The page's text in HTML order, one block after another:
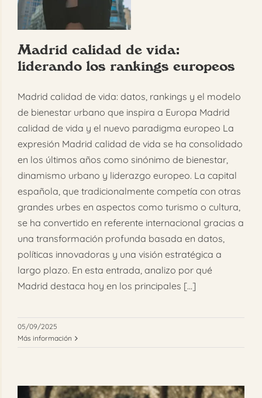
Mi Madrid
Contacto
Reservar
Madrid calidad de vida:
liderando los rankings europeos
Madrid calidad de vida: datos, rankings y el modelo
de bienestar urbano que inspira a Europa Madrid
calidad de vida y el nuevo paradigma europeo La
expresión Madrid calidad de vida se ha consolidado
en los últimos años como sinónimo de bienestar,
dinamismo urbano y liderazgo europeo. La capital
española, que tradicionalmente competía con otras
grandes urbes en aspectos como turismo o cultura,
se ha convertido en referente internacional gracias a
una transformación profunda basada en datos,
políticas innovadoras y una visión estratégica a
largo plazo. En esta entrada, analizo por qué
Madrid destaca hoy en los principales [...]
05/09/2025
Más información